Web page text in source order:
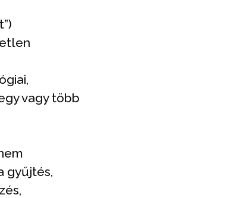
vagy több
gyűjtés,